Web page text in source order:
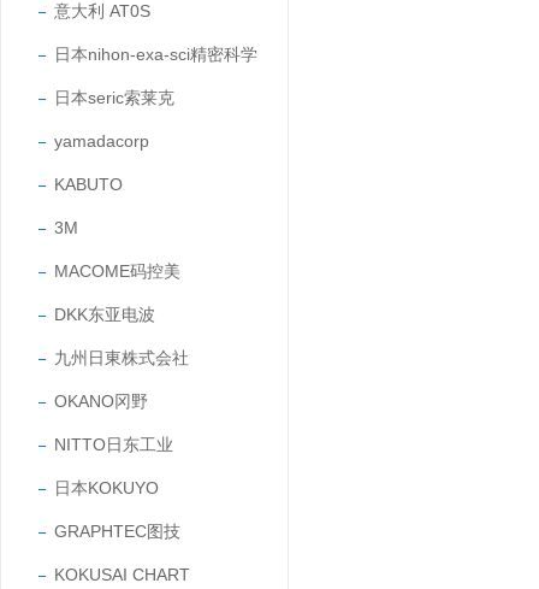
意大利 AT0S
日本nihon-exa-sci精密科学
日本seric索莱克
yamadacorp
KABUTO
3M
MACOME码控美
DKK东亚电波
九州日東株式会社
OKANO冈野
NITTO日东工业
日本KOKUYO
GRAPHTEC图技
KOKUSAI CHART